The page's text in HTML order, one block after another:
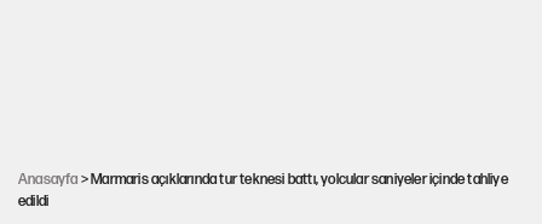
Anasayfa > Marmaris açıklarında tur teknesi battı, yolcular saniyeler içinde tahliye
edildi